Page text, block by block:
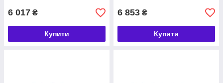
6 017 ₴
Купити
6 853 ₴
Купити